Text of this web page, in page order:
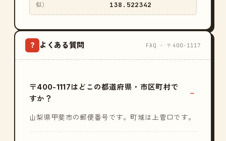
似）
138.522342
? よくある質問 FAQ · 〒400-1117
〒400-1117はどこの都道府県・市区町村で
すか？
山梨県甲斐市の郵便番号です。町域は上菅口です。